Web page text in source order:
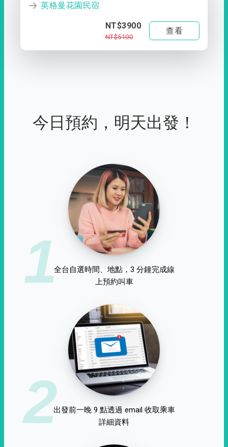
英格曼花園民宿
NT$3900
NT$5100
查看
今日預約，明天出發！
1全台自選時間、地點，3 分鐘完成線
上預約叫車
2出發前一晚 9 點透過 email 收取乘車
詳細資料